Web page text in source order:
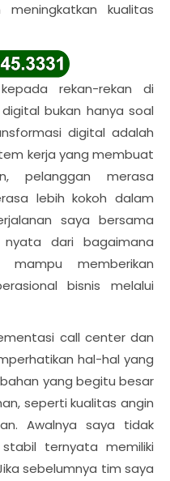
kualitas
rekan-rekan di
bukan hanya soal
digital adalah
kerja yang membuat
pelanggan merasa
lebih kokoh dalam
saya bersama
dari bagaimana
mampu memberikan
bisnis melalui
call center dan
hal-hal yang
yang begitu besar
seperti kualitas angin
Awalnya saya tidak
ternyata memiliki
sebelumnya tim saya